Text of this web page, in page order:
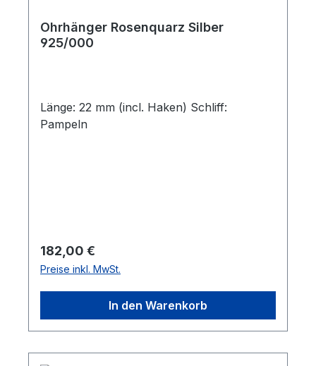
Ohrhänger Rosenquarz Silber
925/000
Länge: 22 mm (incl. Haken) Schliff:
Pampeln
Regulärer Preis:
182,00 €
Preise inkl. MwSt.
In den Warenkorb